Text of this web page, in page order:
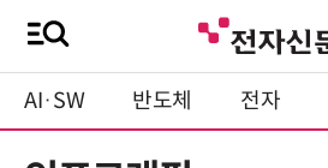
AI·SW 반도체 전자